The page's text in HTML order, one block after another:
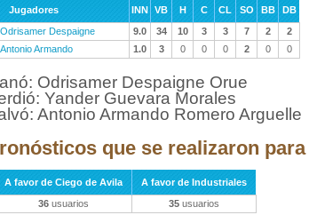
Jugadores INN VB H C CL SO BB
DB
Odrisamer Despaigne
9.0 34 10 3 3 7 2
2
Antonio Armando
1.0 3 0 0 0 2 0 0
Odrisamer Despaigne Orue
Yander Guevara Morales
Antonio Armando Romero Arguelle
que se realizaron
A favor de Ciego de Avila
A favor de Industriales
36 usuarios 35 usuarios